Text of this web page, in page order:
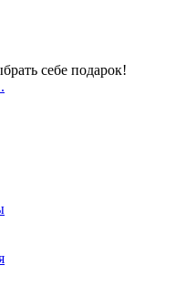
себе подарок!